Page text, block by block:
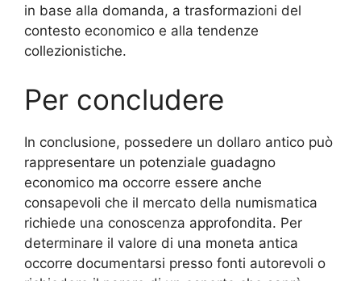
in base alla domanda, a trasformazioni del
contesto economico e alla tendenze
collezionistiche.
Per concludere
In conclusione, possedere un dollaro antico può
rappresentare un potenziale guadagno
economico ma occorre essere anche
consapevoli che il mercato della numismatica
richiede una conoscenza approfondita. Per
determinare il valore di una moneta antica
occorre documentarsi presso fonti autorevoli o